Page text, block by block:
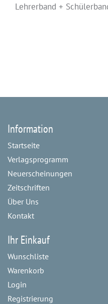
Lehrerband +
Information
Startseite
Verlagsprogramm
Neuerscheinungen
Zeitschriften
Über Uns
Kontakt
Ihr Einkauf
Wunschliste
Warenkorb
Login
Registrierung